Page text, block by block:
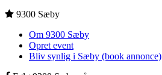
9300 Sæby
Om 9300 Sæby
Opret event
Bliv synlig i Sæby (book annonce)